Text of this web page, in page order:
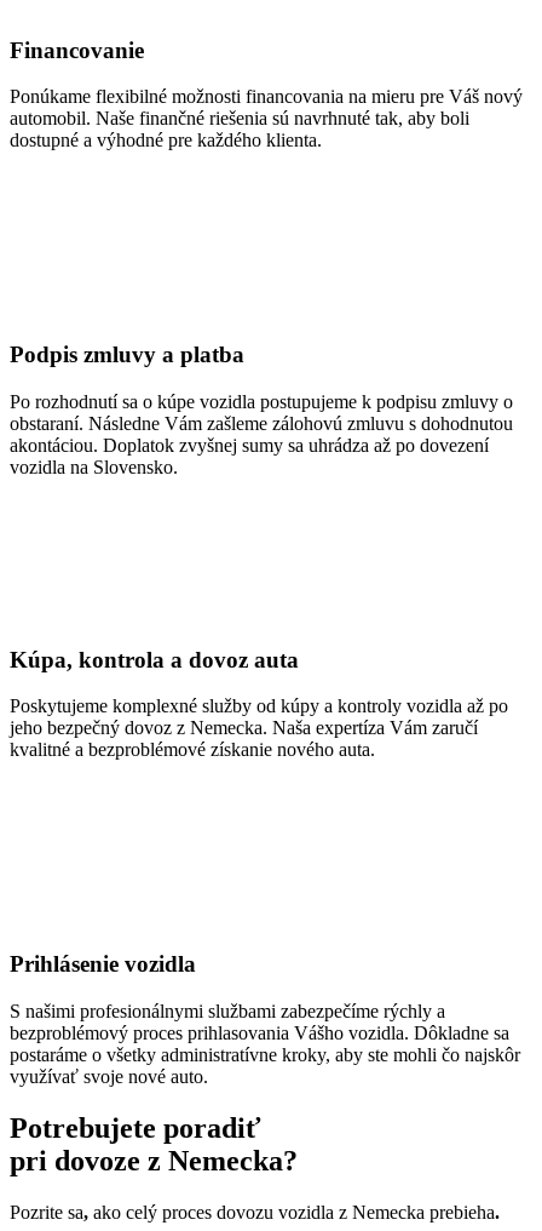
Financovanie
Ponúkame flexibilné možnosti financovania na mieru pre Váš nový
automobil. Naše finančné riešenia sú navrhnuté tak, aby boli
dostupné a výhodné pre každého klienta.
Podpis zmluvy a platba
Po rozhodnutí sa o kúpe vozidla postupujeme k podpisu zmluvy o
obstaraní. Následne Vám zašleme zálohovú zmluvu s dohodnutou
akontáciou. Doplatok zvyšnej sumy sa uhrádza až po dovezení
vozidla na Slovensko.
Kúpa, kontrola a dovoz auta
Poskytujeme komplexné služby od kúpy a kontroly vozidla až po
jeho bezpečný dovoz z Nemecka. Naša expertíza Vám zaručí
kvalitné a bezproblémové získanie nového auta.
Prihlásenie vozidla
S našimi profesionálnymi službami zabezpečíme rýchly a
bezproblémový proces prihlasovania Vášho vozidla. Dôkladne sa
postaráme o všetky administratívne kroky, aby ste mohli čo najskôr
využívať svoje nové auto.
Potrebujete poradiť
pri dovoze z Nemecka?
Pozrite sa, ako celý proces dovozu vozidla z Nemecka prebieha.